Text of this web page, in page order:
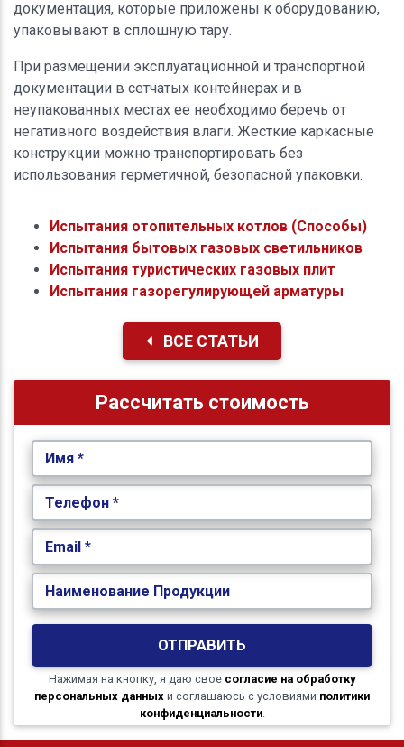
документация, которые приложены к оборудованию,
упаковывают в сплошную тару.
При размещении эксплуатационной и транспортной
документации в сетчатых контейнерах и в
неупакованных местах ее необходимо беречь от
негативного воздействия влаги. Жесткие каркасные
конструкции можно транспортировать без
использования герметичной, безопасной упаковки.
Испытания отопительных котлов (Способы)
Испытания бытовых газовых светильников
Испытания туристических газовых плит
Испытания газорегулирующей арматуры
ВСЕ СТАТЬИ
Рассчитать стоимость
Имя *
Телефон *
Email *
Наименование Продукции
ОТПРАВИТЬ
Нажимая на кнопку, я даю свое согласие на обработку
персональных данных и соглашаюсь с условиями политики
конфиденциальности.